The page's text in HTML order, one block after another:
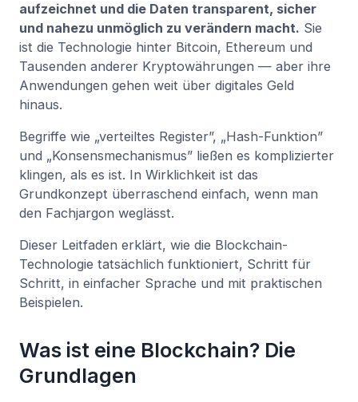
aufzeichnet und die Daten transparent, sicher
und nahezu unmöglich zu verändern macht. Sie
ist die Technologie hinter Bitcoin, Ethereum und
Tausenden anderer Kryptowährungen — aber ihre
Anwendungen gehen weit über digitales Geld
hinaus.
Begriffe wie „verteiltes Register”, „Hash-Funktion”
und „Konsensmechanismus” ließen es komplizierter
klingen, als es ist. In Wirklichkeit ist das
Grundkonzept überraschend einfach, wenn man
den Fachjargon weglässt.
Dieser Leitfaden erklärt, wie die Blockchain-
Technologie tatsächlich funktioniert, Schritt für
Schritt, in einfacher Sprache und mit praktischen
Beispielen.
Was ist eine Blockchain? Die
Grundlagen